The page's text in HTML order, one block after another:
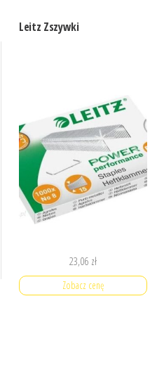
Leitz Zszywki
23,06 zł
Zobacz cenę